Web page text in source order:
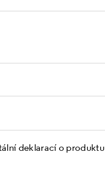
deklarací o produktu